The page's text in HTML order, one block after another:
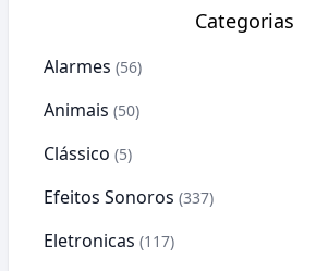
Categorias
Alarmes (56)
Animais (50)
Clássico (5)
Efeitos Sonoros (337)
Eletronicas (117)